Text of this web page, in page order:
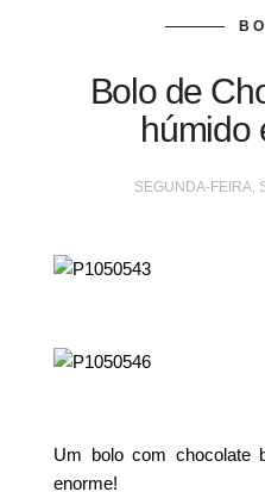
Bolo de
húmido
SEGUNDA-FEIRA,
Um bolo com chocolate
enorme!